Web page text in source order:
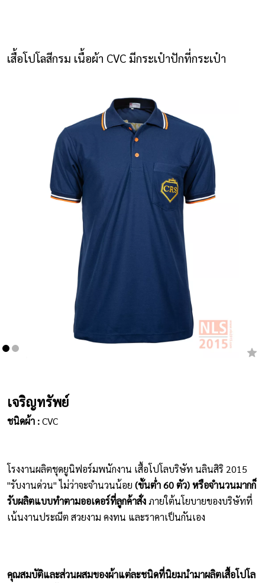
หน้าแรก
โปรแกรมออกแบบยูนิฟอร์ม
หมวก
ชุดหมี
ตัวอย่างปกเสื้อโปโล
ตัวอย่างแขนเสื้อโปโล
เสื้อโปโลสีกรม เนื้อผ้า CVC มีกระเป๋าปักที่กระเป๋า
เจริญทรัพย์
ชนิดผ้า :CVC
โรงงานผลิตชุดยูนิฟอร์มพนักงาน เสื้อโปโลบริษัท นลินสิริ 2015
"รับงานด่วน" ไม่ว่าจะจำนวนน้อย (ขั้นต่ำ 60 ตัว) หรือจำนวนมากก็
รับผลิตแบบทำตามออเดอร์ที่ลูกค้าสั่งภายใต้นโยบายของบริษัทที่
เน้นงานประณีต สวยงาม คงทน และราคาเป็นกันเอง
คุณสมบัติและส่วนผสมของผ้าแต่ละชนิดที่นิยมนำมาผลิตเสื้อโปโล